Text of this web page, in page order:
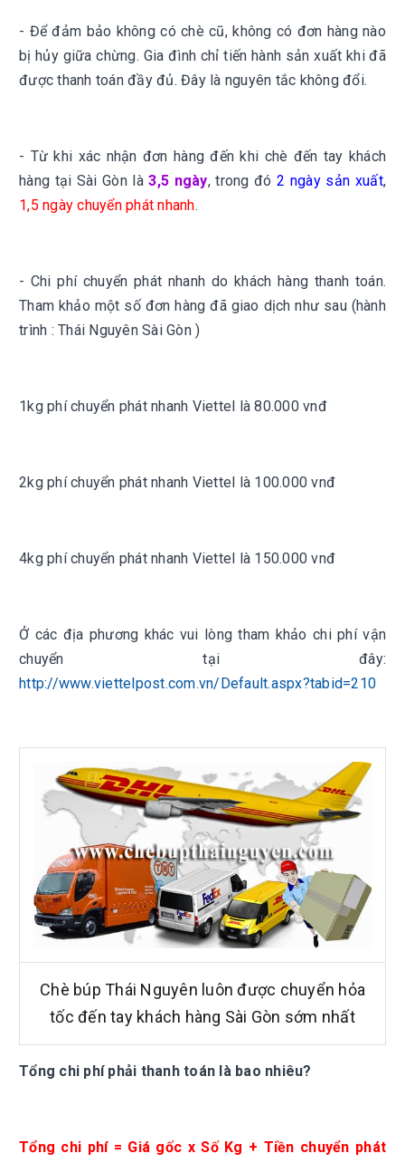
- Để đảm bảo không có chè cũ, không có đơn hàng nào
bị hủy giữa chừng. Gia đình chỉ tiến hành sản xuất khi đã
được thanh toán đầy đủ. Đây là nguyên tắc không đổi.
- Từ khi xác nhận đơn hàng đến khi chè đến tay khách
hàng tại Sài Gòn là3,5 ngày, trong đó2 ngày sản xuất,
1,5 ngày chuyển phát nhanh.
- Chi phí chuyển phát nhanh do khách hàng thanh toán.
Tham khảo một số đơn hàng đã giao dịch như sau (hành
trình : Thái Nguyên Sài Gòn )
1kg phí chuyển phát nhanh Viettel là 80.000 vnđ
2kg phí chuyển phát nhanh Viettel là 100.000 vnđ
4kg phí chuyển phát nhanh Viettel là 150.000 vnđ
Ở các địa phương khác vui lòng tham khảo chi phí vận
chuyển tại đây:
http://www.viettelpost.com.vn/Default.aspx?tabid=210
Chè búp Thái Nguyên luôn được chuyển hỏa
tốc đến tay khách hàng Sài Gòn sớm nhất
Tổng chi phí phải thanh toán là bao nhiêu?
Tổng chi phí = Giá gốc x Số Kg + Tiền chuyển phát